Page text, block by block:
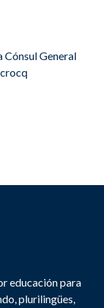
Cónsul General
educación para
plurilingües,